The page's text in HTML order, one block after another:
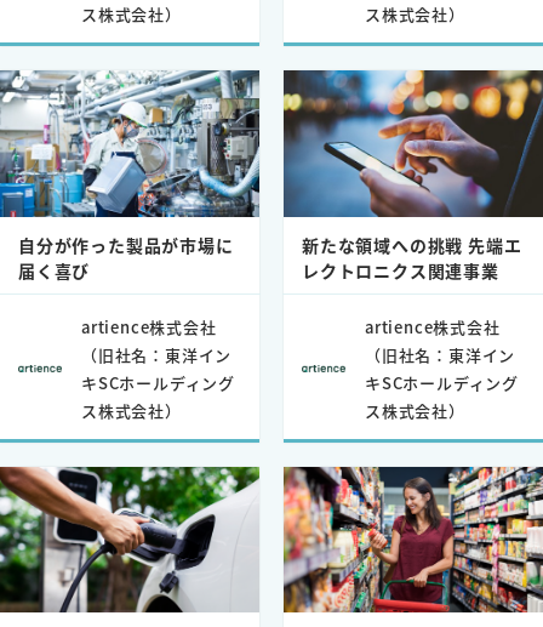
ス株式会社）
ス株式会社）
自分が作った製品が市場に
届く喜び
artience株式会社
（旧社名：東洋イン
キSCホールディング
ス株式会社）
新たな領域への挑戦 先端エ
レクトロニクス関連事業
artience株式会社
（旧社名：東洋イン
キSCホールディング
ス株式会社）